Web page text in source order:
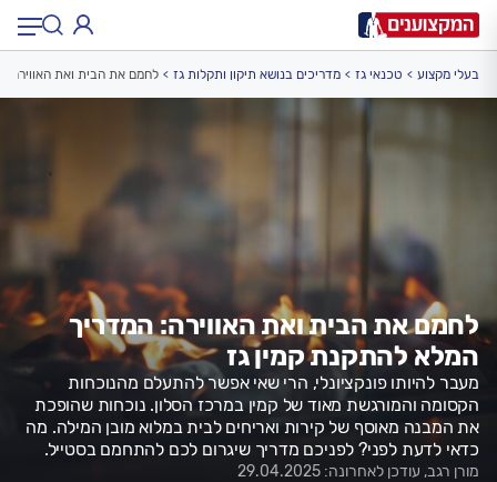
תחום
תחום:
לחמם את הבית ואת האווירה: המדריך
המלא להתקנת קמין גז
מעבר להיותו פונקציונלי, הרי שאי אפשר להתעלם מהנוכחות
הקסומה והמורגשת מאוד של קמין במרכז הסלון. נוכחות שהופכת
את המבנה מאוסף של קירות ואריחים לבית במלוא מובן המילה. מה
כדאי לדעת לפני? לפניכם מדריך שיגרום לכם להתחמם בסטייל.
מורן רגב, עודכן לאחרונה: 29.04.2025
בעלי מקצוע טכנאי גז מדריכים בנושא תיקון ותקלות גז לחמם את הבית ואת האווירה: